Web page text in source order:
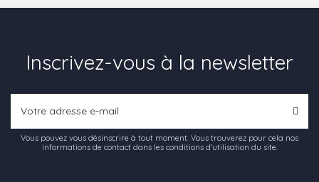
Inscrivez-vous à la newsletter
Vous pouvez vous désinscrire à tout moment. Vous trouverez pour cela nos
informations de contact dans les conditions d'utilisation du site.